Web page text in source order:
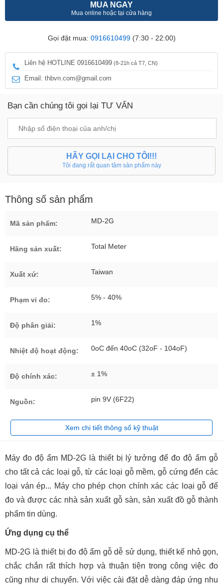
MUA NGAY
Mua online hoặc tại cửa hàng
Gọi đặt mua: 0916610499(7:30 - 22:00)
Liên hệ HOTLINE 0916610499 (8-21h cả T7, CN)
Email: thbvn.com@gmail.com
Bạn cần chúng tôi gọi lại TƯ VẤN
HÃY GỌI LẠI CHO TÔI!!!
Tôi đang rất quan tâm sản phẩm này
Thông số sản phẩm
Mã sản phẩm: MD-2G
Hãng sản xuất: Total Meter
Xuất xứ: Taiwan
Phạm vi đo: 5% - 40%
Độ phân giải: 1%
Nhiệt độ hoạt động: 0oC đến 40oC (32oF - 104oF)
Độ chính xác: ± 1%
Nguồn: pin 9V (6F22)
Xem chi tiết thông số kỹ thuật
Máy đo độ ẩm MD-2G là thiết bị lý tưởng để đo độ ẩm gỗ
cho tất cả các loại gỗ, từ các loại gỗ mềm, gỗ cứng đến các
loại ván ép... Máy cho phép chọn chính xác các loại gỗ để
đo và được các nhà sản xuất gỗ sàn, sản xuất đồ gỗ thành
phẩm tin dùng.
Ứng dụng cụ thể
MD-2G là thiết bị đo độ ẩm gỗ dễ sử dụng, thiết kế nhỏ gọn,
chắc chắn rất thích hợp và thuận tiện trong công việc đo
cũng như di chuyển. Với việc cài đặt dễ dàng đáp ứng nhu